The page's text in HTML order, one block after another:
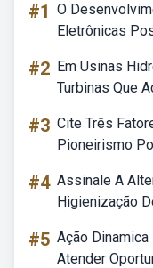
#1 O
Eletrônicas
#2 Em Usinas
Turbinas Que
#3 Cite Três
Pioneirismo
#4 Assinale A
Higienização
#5 Ação
Atender